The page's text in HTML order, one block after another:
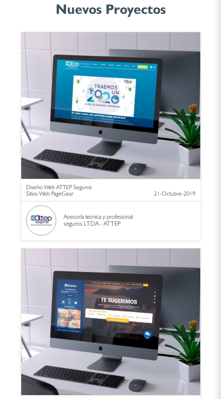
Nuevos Proyectos
Diseño Web ATTEP Seguros
Sitios Web PageGear
21-Octubre-2019
Asesoría tecnica y profesional
seguros LTDA - ATTEP